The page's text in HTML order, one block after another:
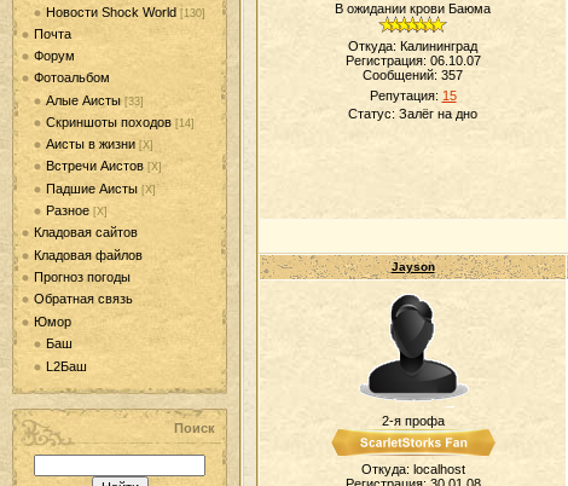
Новости Shock World [130]
Почта
Форум
Фотоальбом
Алые Аисты [33]
Скриншоты походов [14]
Аисты в жизни [Х]
Встречи Аистов [Х]
Падшие Аисты [Х]
Разное [Х]
Кладовая сайтов
Кладовая файлов
Прогноз погоды
Обратная связь
Юмор
Баш
L2Баш
Поиск
В ожидании крови Баюма
Откуда: Калининград
Регистрация: 06.10.07
Сообщений: 357
Репутация: 15
Статус: Залёг на дно
Jayson
2-я профа
Откуда: localhost